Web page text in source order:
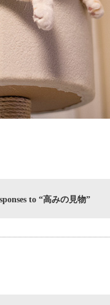
to “高みの見物”